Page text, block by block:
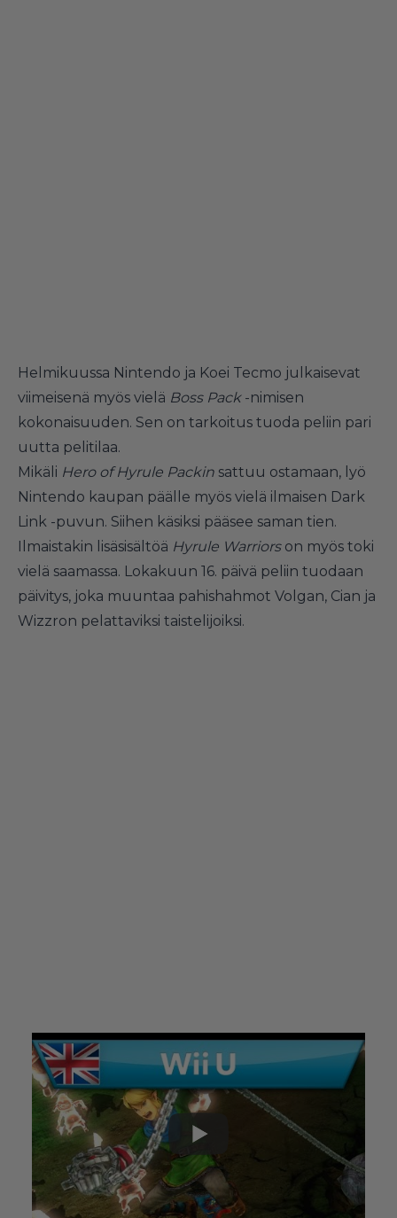
Helmikuussa Nintendo ja Koei Tecmo julkaisevat
viimeisenä myös vielä Boss Pack-nimisen
kokonaisuuden. Sen on tarkoitus tuoda peliin pari
uutta pelitilaa.
Mikäli Hero of Hyrule Packin sattuu ostamaan, lyö
Nintendo kaupan päälle myös vielä ilmaisen Dark
Link -puvun. Siihen käsiksi pääsee saman tien.
Ilmaistakin lisäsisältöä Hyrule Warriorson myös toki
vielä saamassa. Lokakuun 16. päivä peliin tuodaan
päivitys, joka muuntaa pahishahmot Volgan, Cian ja
Wizzron pelattaviksi taistelijoiksi.